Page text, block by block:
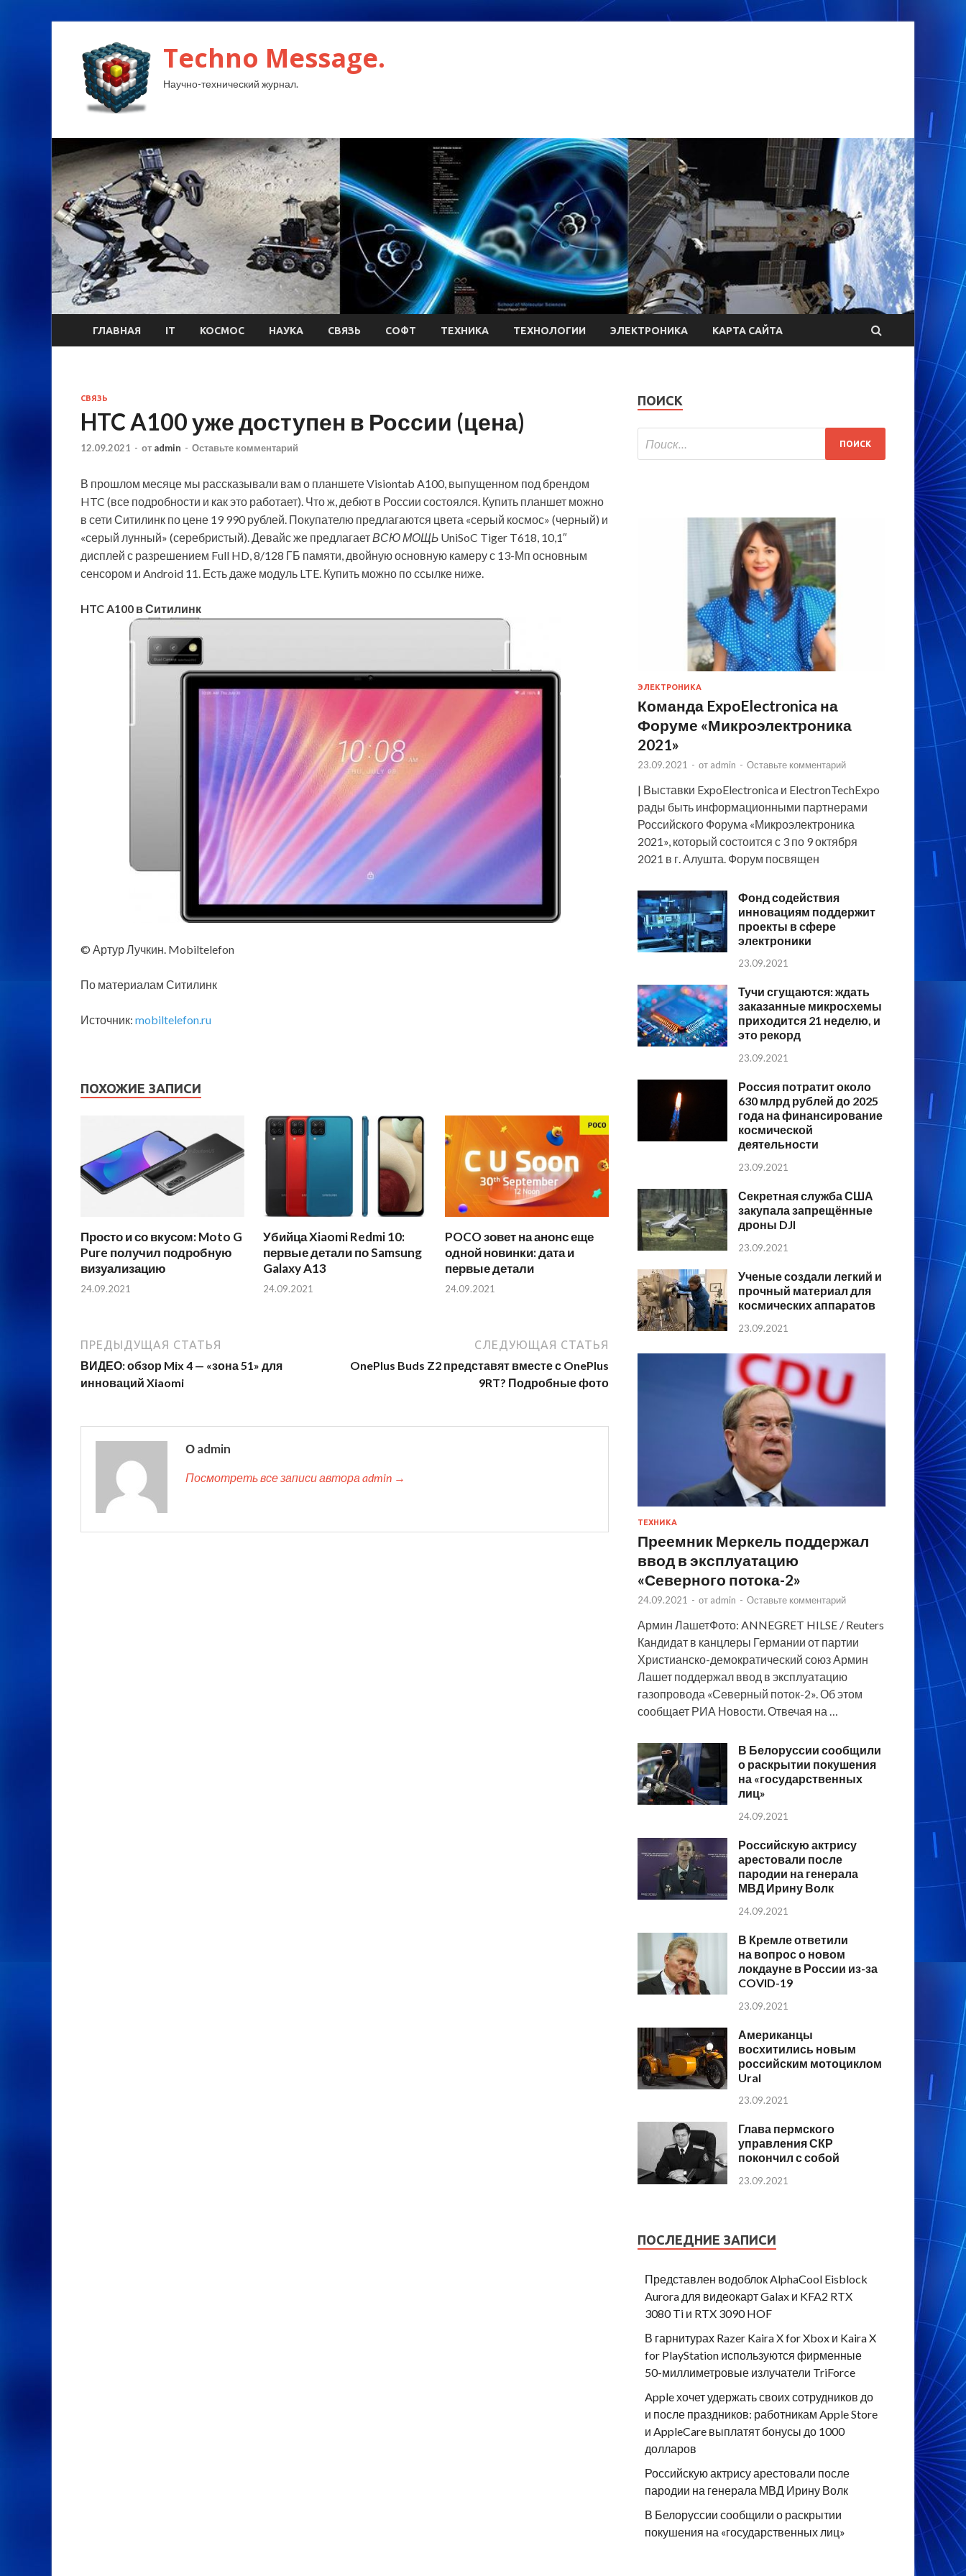
Techno Message.
Научно-технический журнал.
ГЛАВНАЯ IT КОСМОС НАУКА СВЯЗЬ СОФТ ТЕХНИКА ТЕХНОЛОГИИ ЭЛЕКТРОНИКА КАРТА САЙТА
СВЯЗЬ
HTC A100 уже доступен в России (цена)
12.09.2021 - от admin - Оставьте комментарий
В прошлом месяце мы рассказывали вам о планшете Visiontab A100, выпущенном под брендом
HTC (все подробности и как это работает). Что ж, дебют в России состоялся. Купить планшет можно
в сети Ситилинк по цене 19 990 рублей. Покупателю предлагаются цвета «серый космос» (черный) и
«серый лунный» (серебристый). Девайс же предлагаетВСЮ МОЩЬ UniSoC Tiger T618, 10,1″
дисплей с разрешением Full HD, 8/128 ГБ памяти, двойную основную камеру с 13-Мп основным
сенсором и Android 11. Есть даже модуль LTE. Купить можно по ссылке ниже.
HTC A100 в Ситилинк
© Артур Лучкин. Mobiltelefon
По материалам Ситилинк
Источник: mobiltelefon.ru
ПОХОЖИЕ ЗАПИСИ
Просто и со вкусом: Moto G
Pure получил подробную
визуализацию
24.09.2021
Убийца Xiaomi Redmi 10:
первые детали по Samsung
Galaxy A13
24.09.2021
POCO зовет на анонс еще
одной новинки: дата и
первые детали
24.09.2021
ПРЕДЫДУЩАЯ СТАТЬЯ
ВИДЕО: обзор Mix 4 — «зона 51» для
инноваций Xiaomi
СЛЕДУЮЩАЯ СТАТЬЯ
OnePlus Buds Z2 представят вместе с OnePlus
9RT? Подробные фото
О admin
Посмотреть все записи автора admin →
ПОИСК
ЭЛЕКТРОНИКА
Команда ExpoElectronica на
Форуме «Микроэлектроника
2021»
23.09.2021 - от admin - Оставьте комментарий
| Выставки ExpoElectronica и ElectronTechExpo
рады быть информационными партнерами
Российского Форума «Микроэлектроника
2021», который состоится с 3 по 9 октября
2021 в г. Алушта. Форум посвящен
Фонд содействия
инновациям поддержит
проекты в сфере
электроники
23.09.2021
Тучи сгущаются: ждать
заказанные микросхемы
приходится 21 неделю, и
это рекорд
23.09.2021
Россия потратит около
630 млрд рублей до 2025
года на финансирование
космической
деятельности
23.09.2021
Секретная служба США
закупала запрещённые
дроны DJI
23.09.2021
Ученые создали легкий и
прочный материал для
космических аппаратов
23.09.2021
ТЕХНИКА
Преемник Меркель поддержал
ввод в эксплуатацию
«Северного потока-2»
24.09.2021 - от admin - Оставьте комментарий
Армин ЛашетФото: ANNEGRET HILSE / Reuters
Кандидат в канцлеры Германии от партии
Христианско-демократический союз Армин
Лашет поддержал ввод в эксплуатацию
газопровода «Северный поток-2». Об этом
сообщает РИА Новости. Отвечая на …
В Белоруссии сообщили
о раскрытии покушения
на «государственных
лиц»
24.09.2021
Российскую актрису
арестовали после
пародии на генерала
МВД Ирину Волк
24.09.2021
В Кремле ответили
на вопрос о новом
локдауне в России из-за
COVID-19
23.09.2021
Американцы
восхитились новым
российским мотоциклом
Ural
23.09.2021
Глава пермского
управления СКР
покончил с собой
23.09.2021
ПОСЛЕДНИЕ ЗАПИСИ
Представлен водоблок AlphaCool Eisblock
Aurora для видеокарт Galax и KFA2 RTX
3080 Ti и RTX 3090 HOF
В гарнитурах Razer Kaira X for Xbox и Kaira X
for PlayStation используются фирменные
50-миллиметровые излучатели TriForce
Apple хочет удержать своих сотрудников до
и после праздников: работникам Apple Store
и AppleCare выплатят бонусы до 1000
долларов
Российскую актрису арестовали после
пародии на генерала МВД Ирину Волк
В Белоруссии сообщили о раскрытии
покушения на «государственных лиц»